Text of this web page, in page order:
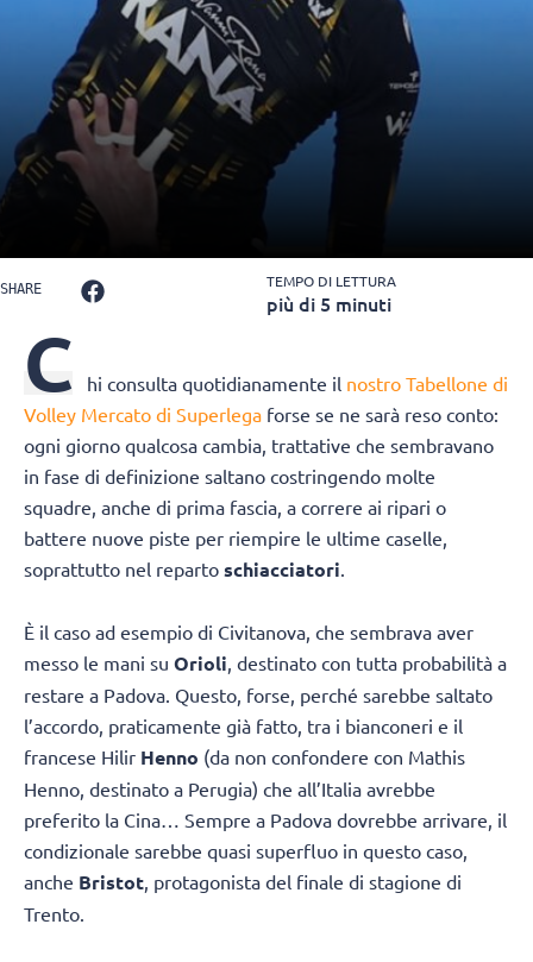
SHARE TEMPO DI LETTURA
più di 5 minuti
C hi consulta quotidianamente il nostro Tabellone di
Volley Mercato di Superlega forse se ne sarà reso conto:
ogni giorno qualcosa cambia, trattative che sembravano
in fase di definizione saltano costringendo molte
squadre, anche di prima fascia, a correre ai ripari o
battere nuove piste per riempire le ultime caselle,
soprattutto nel reparto schiacciatori.
È il caso ad esempio di Civitanova, che sembrava aver
messo le mani su Orioli, destinato con tutta probabilità a
restare a Padova. Questo, forse, perché sarebbe saltato
l’accordo, praticamente già fatto, tra i bianconeri e il
francese Hilir Henno (da non confondere con Mathis
Henno, destinato a Perugia) che all’Italia avrebbe
preferito la Cina… Sempre a Padova dovrebbe arrivare, il
condizionale sarebbe quasi superfluo in questo caso,
anche Bristot, protagonista del finale di stagione di
Trento.